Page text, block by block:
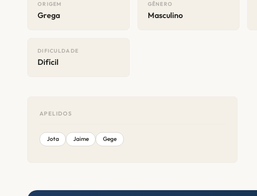
ORIGEM
Grega
GÊNERO
Masculino
DIFICULDADE
Difícil
APELIDOS
Jota Jaime Gege